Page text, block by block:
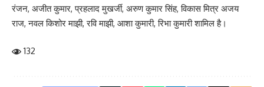
रंजन, अजीत कुमार, प्रहलाद मुखर्जी, अरुण कुमार सिंह, विकास मित्र अजय
राज, नवल किशोर माझी, रवि माझी, आशा कुमारी, रिभा कुमारी शामिल है।
132